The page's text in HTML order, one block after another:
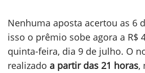
Nenhuma aposta acertou as 6
isso o prêmio sobe agora a R$
quinta-feira, dia 9 de julho. O
realizado a partir das 21 horas,